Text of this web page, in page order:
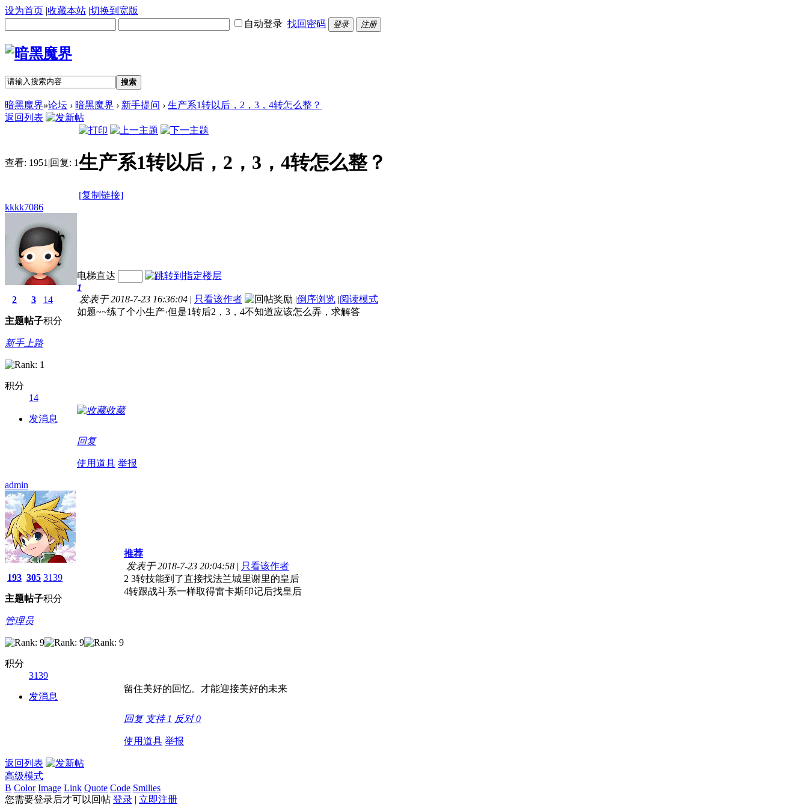
设为首页 |收藏本站 |切换到宽版
自动登录 找回密码 登录 注册
搜索
暗黑魔界»论坛 › 暗黑魔界 › 新手提问 › 生产系1转以后，2，3，4转怎么整？
返回列表
查看: 1951 |回复: 1生产系1转以后，2，3，4转怎么整？
[复制链接]
kkkk7086
2
主题
3
帖子
14
积分
新手上路
积分
14
发消息
电梯直达
1
发表于 2018-7-23 16:36:04 | 只看该作者 |倒序浏览 |阅读模式
如题~~练了个小生产·但是1转后2，3，4不知道应该怎么弄，求解答
收藏
回复
使用道具 举报
admin
193
主题
305
帖子
3139
积分
管理员
积分
3139
发消息
推荐
发表于 2018-7-23 20:04:58 | 只看该作者
2 3转技能到了直接找法兰城里谢里的皇后
4转跟战斗系一样取得雷卡斯印记后找皇后
留住美好的回忆。才能迎接美好的未来
回复 支持 1 反对0
使用道具 举报
返回列表
高级模式
B Color Image Link Quote Code Smilies
您需要登录后才可以回帖 登录 | 立即注册